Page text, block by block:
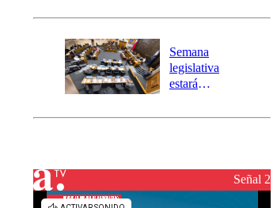
activa Alerta
Preventiva en
tres comunas
Semana
legislativa
estará
el fin de la
reconstrucciónSeñal 2